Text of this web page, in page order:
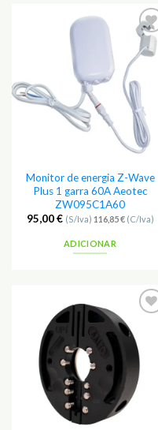
Adicionar
aos
Favoritos
Monitor de energia Z-Wave
Plus 1 garra 60A Aeotec
ZW095C1A60
95,00€ (S/Iva) 116,85€(C/Iva)
ADICIONAR
Adicionar
aos
Favoritos